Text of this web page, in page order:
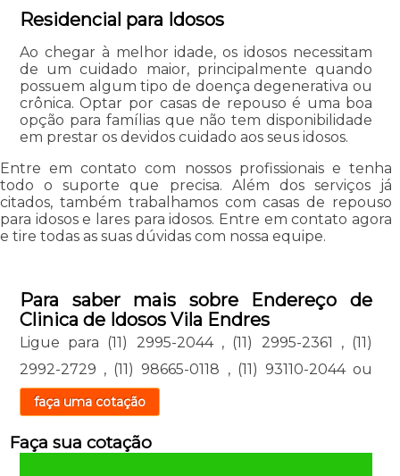
Residencial para Idosos
Ao chegar à melhor idade, os idosos necessitam
de um cuidado maior, principalmente quando
possuem algum tipo de doença degenerativa ou
crônica. Optar por casas de repouso é uma boa
opção para famílias que não tem disponibilidade
em prestar os devidos cuidado aos seus idosos.
Entre em contato com nossos profissionais e tenha
todo o suporte que precisa. Além dos serviços já
citados, também trabalhamos com casas de repouso
para idosos e lares para idosos. Entre em contato agora
e tire todas as suas dúvidas com nossa equipe.
Para saber mais sobre Endereço de
Clinica de Idosos Vila Endres
Ligue para (11) 2995-2044 , (11) 2995-2361 , (11)
2992-2729 , (11) 98665-0118 , (11) 93110-2044 ou
faça uma cotação
Faça sua cotação